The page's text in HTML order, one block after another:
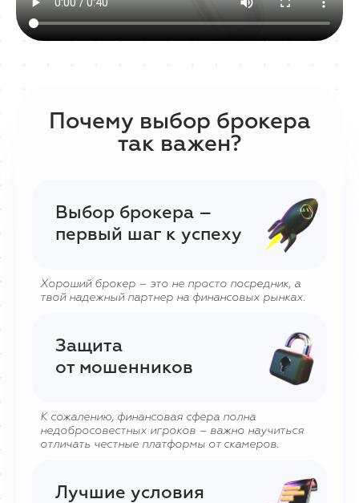
Почему выбор брокера
так важен?
Выбор брокера –
первый шаг к успеху
Хороший брокер – это не просто посредник, а
твой надежный партнер на финансовых рынках.
Защита
от мошенников
К сожалению, финансовая сфера полна
недобросовестных игроков – важно научиться
отличать честные платформы от скамеров.
Лучшие условия